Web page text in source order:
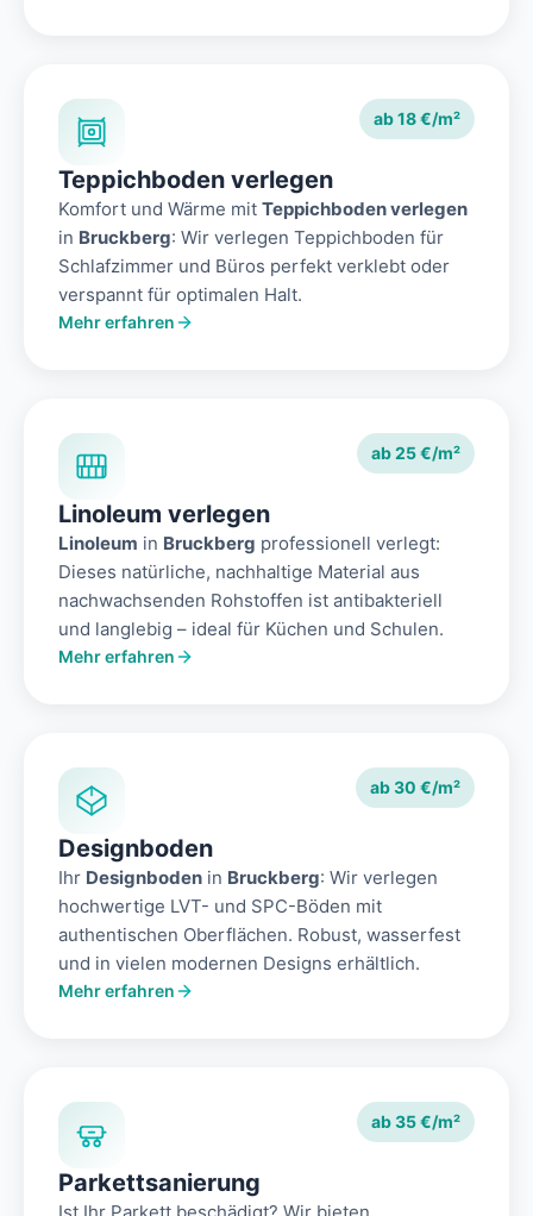
ab 18 €/m²
Teppichboden verlegen
Komfort und Wärme mit Teppichboden verlegen
in Bruckberg: Wir verlegen Teppichboden für
Schlafzimmer und Büros perfekt verklebt oder
verspannt für optimalen Halt.
Mehr erfahren
ab 25 €/m²
Linoleum verlegen
Linoleum in Bruckberg professionell verlegt:
Dieses natürliche, nachhaltige Material aus
nachwachsenden Rohstoffen ist antibakteriell
und langlebig – ideal für Küchen und Schulen.
Mehr erfahren
ab 30 €/m²
Designboden
Ihr Designboden in Bruckberg: Wir verlegen
hochwertige LVT- und SPC-Böden mit
authentischen Oberflächen. Robust, wasserfest
und in vielen modernen Designs erhältlich.
Mehr erfahren
ab 35 €/m²
Parkettsanierung